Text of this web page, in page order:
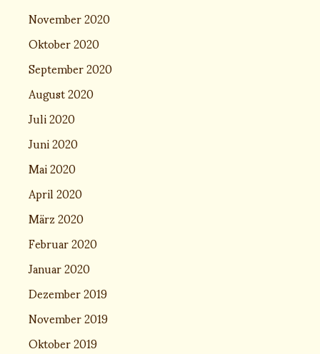
November 2020
Oktober 2020
September 2020
August 2020
Juli 2020
Juni 2020
Mai 2020
April 2020
März 2020
Februar 2020
Januar 2020
Dezember 2019
November 2019
Oktober 2019